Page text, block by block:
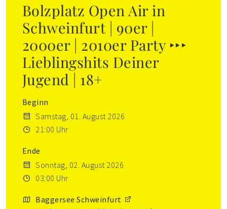
Bolzplatz Open Air in
Schweinfurt | 90er |
2000er | 2010er Party ‣‣‣
Lieblingshits Deiner
Jugend | 18+
Beginn
Samstag, 01. August 2026
21:00 Uhr
Ende
Sonntag, 02. August 2026
03:00 Uhr
Baggersee Schweinfurt